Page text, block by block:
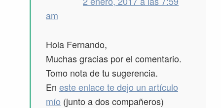
am
Hola Fernando,
Muchas gracias por el comentario.
Tomo nota de tu sugerencia.
En este enlace te dejo un artículo
mío (junto a dos compañeros)